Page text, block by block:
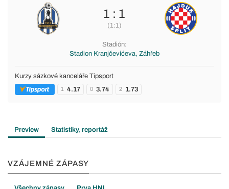
1 : 1
(1:1)
Stadión:
Stadion Kranjčevićeva, Záhřeb
Kurzy sázkové kanceláře Tipsport
1 4.17 0 3.74 2 1.73
Preview Statistiky, reportáž
VZÁJEMNÉ ZÁPASY